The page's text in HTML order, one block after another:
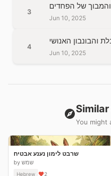
3
Jun 10, 2025
4
Jun 10, 2025
You might
שרבט לימון נענע אבטיח
by שמש
Hebrew 2